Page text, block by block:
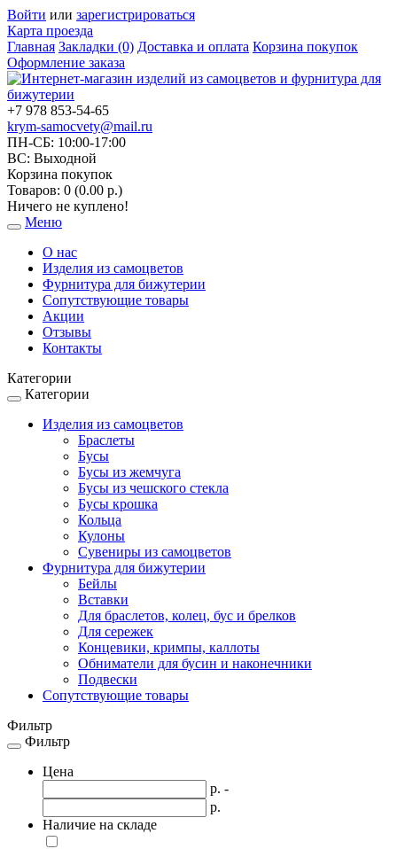
Войти или зарегистрироваться
Карта проезда
Главная Закладки (0) Доставка и оплата Корзина покупок
Оформление заказа
+7 978 853-54-65
krym-samocvety@mail.ru
ПН-СБ: 10:00-17:00
ВС: Выходной
Корзина покупок
Товаров: 0 (0.00 р.)
Ничего не куплено!
Toggle
navigation
Меню
О нас
Изделия из самоцветов
Фурнитура для бижутерии
Сопутствующие товары
Акции
Отзывы
Контакты
Категории
Toggle
navigation
Категории
Изделия из самоцветов
Браслеты
Бусы
Бусы из жемчуга
Бусы из чешского стекла
Бусы крошка
Кольца
Кулоны
Сувениры из самоцветов
Фурнитура для бижутерии
Бейлы
Вставки
Для браслетов, колец, бус и брелков
Для сережек
Концевики, кримпы, каллоты
Обниматели для бусин и наконечники
Подвески
Сопутствующие товары
Фильтр
Toggle
navigation
Фильтр
Цена
р. -
р.
Наличие на складе